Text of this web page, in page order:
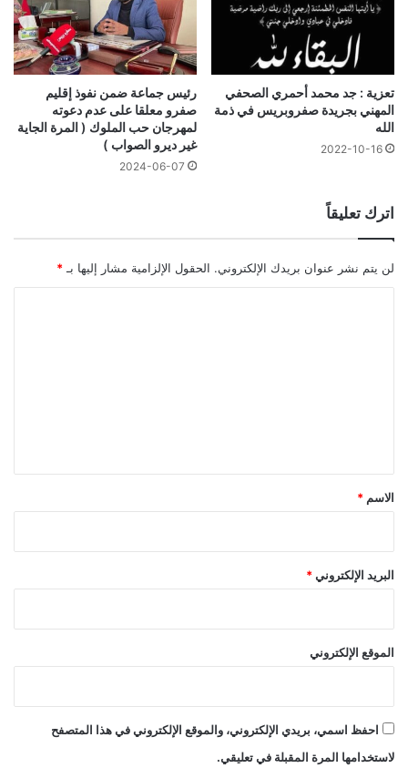
تعزية : جد محمد أحمري الصحفي
المهني بجريدة صفروبريس في ذمة
الله
2022-10-16
رئيس جماعة ضمن نفوذ إقليم
صفرو معلقا على عدم دعوته
لمهرجان حب الملوك ( المرة الجاية
غير ديرو الصواب )
2024-06-07
اترك تعليقاً
لن يتم نشر عنوان بريدك الإلكتروني. الحقول الإلزامية مشار إليها بـ *
*
الاسم *
البريد الإلكتروني *
الموقع الإلكتروني
احفظ اسمي، بريدي الإلكتروني، والموقع الإلكتروني في هذا المتصفح
لاستخدامها المرة المقبلة في تعليقي.